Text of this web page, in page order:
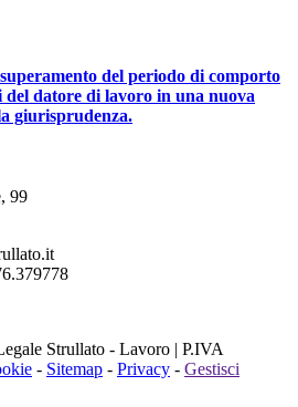
del periodo di comporto
datore di lavoro in una nuova
giurisprudenza.
99
Strullato - Lavoro | P.IVA
- Sitemap - Privacy - Gestisci